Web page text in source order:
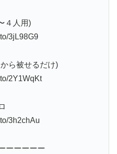
４人用)
3jL98G9
ら被せるだけ)
2Y1WqKt
3h2chAu
ーーーーー